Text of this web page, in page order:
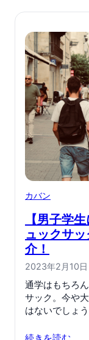
カバン
【男子学
ュックサ
介！
2023年2月10日
通学はもちろ
サック。今や
はないでしょ